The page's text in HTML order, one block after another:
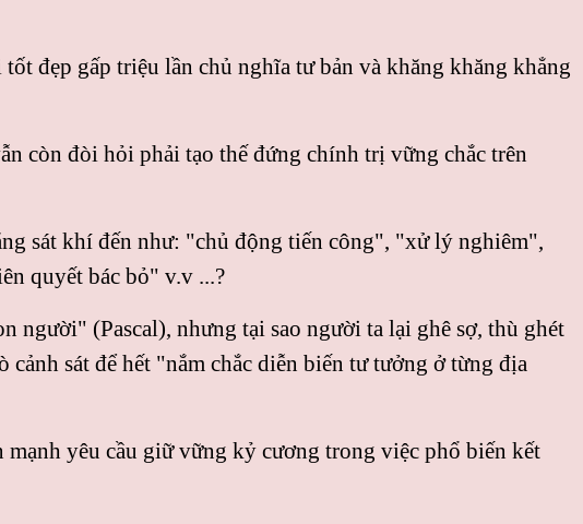
đẹp gấp triệu lần chủ nghĩa tư bản và khăng khăng khẳng
còn đòi hỏi phải tạo thế đứng chính trị vững chắc trên
sát khí đến như: "chủ động tiến công", "xử lý nghiêm",
quyết bác bỏ" v.v ...?
người" (Pascal), nhưng tại sao người ta lại ghê sợ, thù ghét
sát để hết "nắm chắc diễn biến tư tưởng ở từng địa
yêu cầu giữ vững kỷ cương trong việc phổ biến kết